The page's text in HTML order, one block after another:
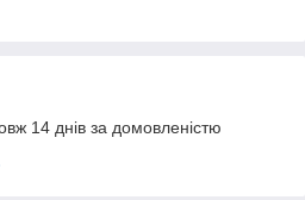
14 днів за домовленістю